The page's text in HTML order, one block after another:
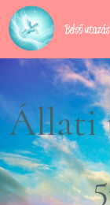
Belső
Állati